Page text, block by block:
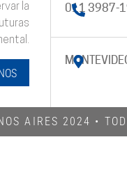
la
011 3987-
AIRES 2024​ •